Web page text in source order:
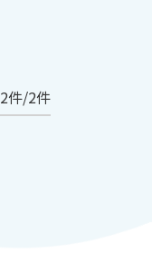
2件/2件